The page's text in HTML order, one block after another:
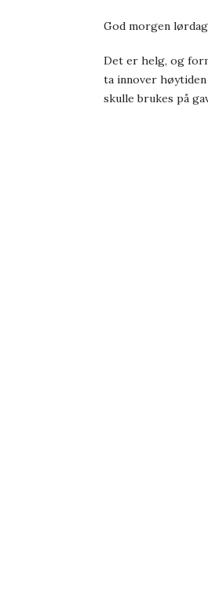
God morgen
Det er helg, og
ta innover
skulle brukes på